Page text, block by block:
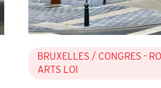
BRUXELLES / CONGRES -
ARTS LOI